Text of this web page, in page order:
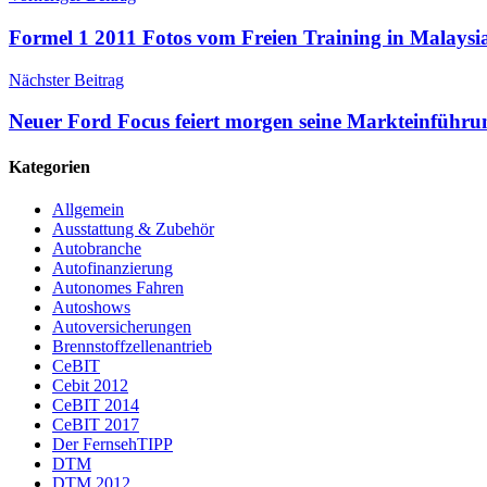
Formel 1 2011 Fotos vom Freien Training in
Nächster Beitrag
Neuer Ford Focus feiert morgen seine
Kategorien
Allgemein
Ausstattung & Zubehör
Autobranche
Autofinanzierung
Autonomes Fahren
Autoshows
Autoversicherungen
Brennstoffzellenantrieb
CeBIT
Cebit 2012
CeBIT 2014
CeBIT 2017
Der FernsehTIPP
DTM
DTM 2012